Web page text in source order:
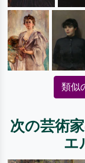
類似
次の芸術
エ